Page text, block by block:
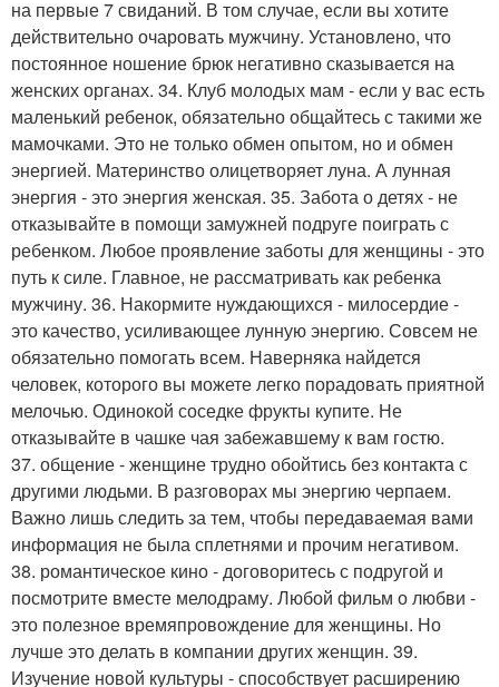
на первые 7 свиданий. В том случае, если вы хотите
действительно очаровать мужчину. Установлено, что
постоянное ношение брюк негативно сказывается на
женских органах. 34. Клуб молодых мам - если у вас есть
маленький ребенок, обязательно общайтесь с такими же
мамочками. Это не только обмен опытом, но и обмен
энергией. Материнство олицетворяет луна. А лунная
энергия - это энергия женская. 35. Забота о детях - не
отказывайте в помощи замужней подруге поиграть с
ребенком. Любое проявление заботы для женщины - это
путь к силе. Главное, не рассматривать как ребенка
мужчину. 36. Накормите нуждающихся - милосердие -
это качество, усиливающее лунную энергию. Совсем не
обязательно помогать всем. Наверняка найдется
человек, которого вы можете легко порадовать приятной
мелочью. Одинокой соседке фрукты купите. Не
отказывайте в чашке чая забежавшему к вам гостю.
37. общение - женщине трудно обойтись без контакта с
другими людьми. В разговорах мы энергию черпаем.
Важно лишь следить за тем, чтобы передаваемая вами
информация не была сплетнями и прочим негативом.
38. романтическое кино - договоритесь с подругой и
посмотрите вместе мелодраму. Любой фильм о любви -
это полезное времяпровождение для женщины. Но
лучше это делать в компании других женщин. 39.
Изучение новой культуры - способствует расширению